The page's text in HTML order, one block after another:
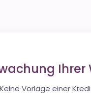
Ihrer
Vorlage einer